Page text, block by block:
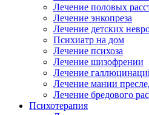
Лечение половых
Лечение энкопреза
Лечение детских
Психиатр на дом
Лечение психоза
Лечение шизофрении
Лечение
Лечение мании
Лечение бредового
Психотерапия